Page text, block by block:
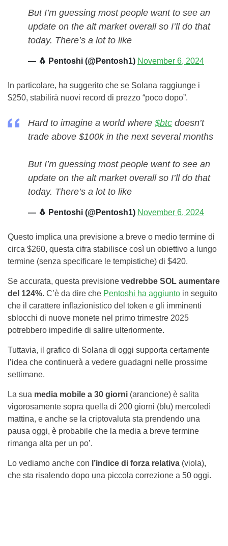
But I’m guessing most people want to see an
update on the alt market overall so I’ll do that
today. There’s a lot to like
— 🐧 Pentoshi (@Pentosh1) November 6, 2024
In particolare, ha suggerito che se Solana raggiunge i
$250, stabilirà nuovi record di prezzo “poco dopo”.
Hard to imagine a world where $btc doesn’t
trade above $100k in the next several months
But I’m guessing most people want to see an
update on the alt market overall so I’ll do that
today. There’s a lot to like
— 🐧 Pentoshi (@Pentosh1) November 6, 2024
Questo implica una previsione a breve o medio termine di
circa $260, questa cifra stabilisce così un obiettivo a lungo
termine (senza specificare le tempistiche) di $420.
Se accurata, questa previsione vedrebbe SOL aumentare
del 124%. C’è da dire che Pentoshi ha aggiunto in seguito
che il carattere inflazionistico del token e gli imminenti
sblocchi di nuove monete nel primo trimestre 2025
potrebbero impedirle di salire ulteriormente.
Tuttavia, il grafico di Solana di oggi supporta certamente
l’idea che continuerà a vedere guadagni nelle prossime
settimane.
La sua media mobile a 30 giorni (arancione) è salita
vigorosamente sopra quella di 200 giorni (blu) mercoledì
mattina, e anche se la criptovaluta sta prendendo una
pausa oggi, è probabile che la media a breve termine
rimanga alta per un po’.
Lo vediamo anche con l’indice di forza relativa (viola),
che sta risalendo dopo una piccola correzione a 50 oggi.